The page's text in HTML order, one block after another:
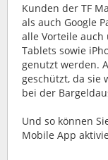
Kunden der TF
als auch Google
alle Vorteile
Tablets sowie
genutzt werden.
geschützt, da sie
bei der
Und so können
Mobile App